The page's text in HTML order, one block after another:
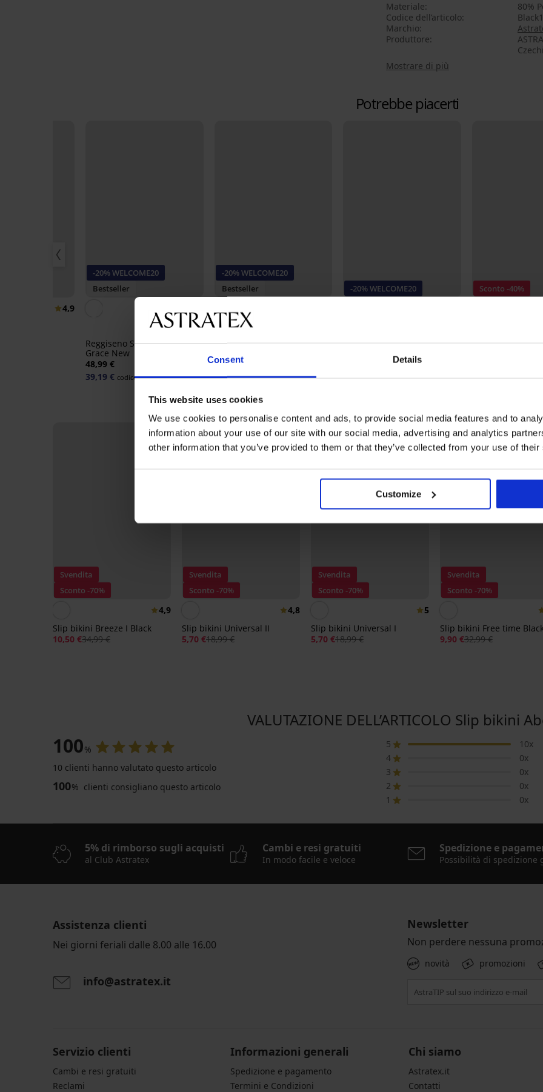
Consent Details
This website uses cookies
We use cookies to personalise content and ads, to provide social media features and to
information about your use of our site with our social media, advertising and analytics
other information that you’ve provided to them or that they’ve collected from your use of
Customize
Materiale
80%
Codice dell’articolo
Marchio
Produttore
Mostrare di più
Potrebbe piacerti
4,9
-20% WELCOME20
Bestseller
Reggiseno Spacer 3D Lady
Grace New
48,99 €
39,19 € codice: WELCOME20
-20% WELCOME20
Bestseller
Reggiseno DIVA by IVA non
40,99 €
32,79 €
-20% WELCOME20 Sconto -40%
Costume a
Svendita
Sconto -70%
4,9
Slip bikini Breeze I Black
10,50 €34,99 €
Svendita
Sconto -70%
4,8
Slip bikini Universal II
5,70 €18,99 €
Svendita
Sconto -70%
LIMITED
5
Slip bikini Universal I
5,70 €18,99 €
Svendita
Sconto -70%
Slip bikini Free time
9,90 €32,99 €
VALUTAZIONE DELL’ARTICOLO Slip bikini
100%
10 clienti hanno valutato questo articolo
100% clienti consigliano questo articolo
5
10x
4
0x
3
0x
2
0x
1
0x
5% di rimborso sugli acquisti
al Club Astratex
Cambi e resi gratuiti
In modo facile e veloce
Spedizione e
Possibilità di spedizione
Assistenza clienti
Nei giorni feriali dalle 8.00 alle 16.00
info@astratex.it
Newsletter
Non perdere nessuna
novità promozioni
Servizio clienti
Cambi e resi gratuiti
Reclami
Informazioni generali
Spedizione e pagamento
Termini e Condizioni
Chi siamo
Astratex.it
Contatti